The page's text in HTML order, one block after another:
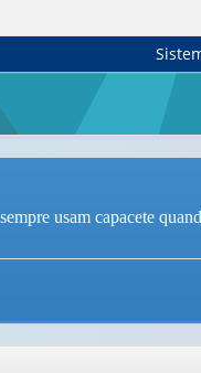
usam capacete